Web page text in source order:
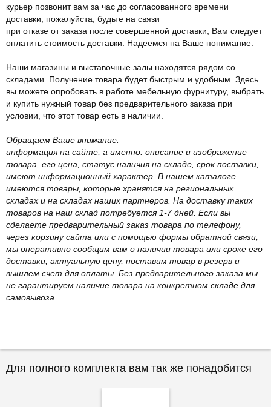
курьер позвонит вам за час до согласованного времени
доставки, пожалуйста, будьте на связи
при отказе от заказа после совершенной доставки, Вам следует
оплатить стоимость доставки. Надеемся на Ваше понимание.
Наши магазины и выставочные залы находятся рядом со
складами. Получение товара будет быстрым и удобным. Здесь
вы можете опробовать в работе мебельную фурнитуру, выбрать
и купить нужный товар без предварительного заказа при
условии, что этот товар есть в наличии.
Обращаем Ваше внимание:
информация на сайте, а именно: описание и изображение
товара, его цена, статус наличия на складе, срок поставки,
имеют информационный характер. В нашем каталоге
имеются товары, которые хранятся на региональных
складах и на складах наших партнеров. На доставку таких
товаров на наш склад потребуется 1-7 дней. Если вы
сделаете предварительный заказ товара по телефону,
через корзину сайта или с помощью формы обратной связи,
мы оперативно сообщим вам о наличии товара или сроке его
доставки, актуальную цену, поставим товар в резерв и
вышлем счет для оплаты. Без предварительного заказа мы
не гарантируем наличие товара на конкретном складе для
самовывоза.
Для полного комплекта вам так же понадобится